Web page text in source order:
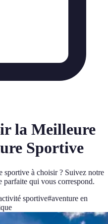
la Meilleure
Sportive
sportive à choisir ? Suivez notre
parfaite qui vous correspond.
sportive#aventure en